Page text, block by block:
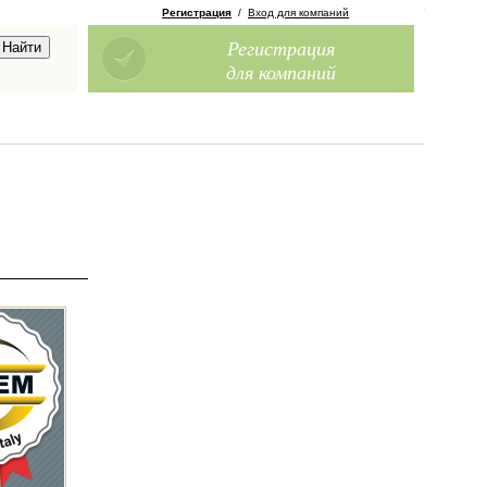
Регистрация / Вход для компаний
Регистрация
для компаний